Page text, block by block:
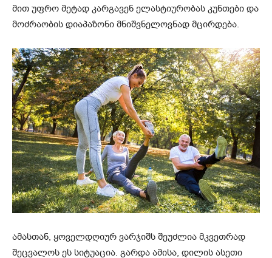
მით უფრო მეტად კარგავენ ელასტიურობას კუნთები და
მოძრაობის დიაპაზონი მნიშვნელოვნად მცირდება.
ამასთან, ყოველდღიურ ვარჯიშს შეუძლია მკვეთრად
შეცვალოს ეს სიტუაცია. გარდა ამისა, დილის ასეთი